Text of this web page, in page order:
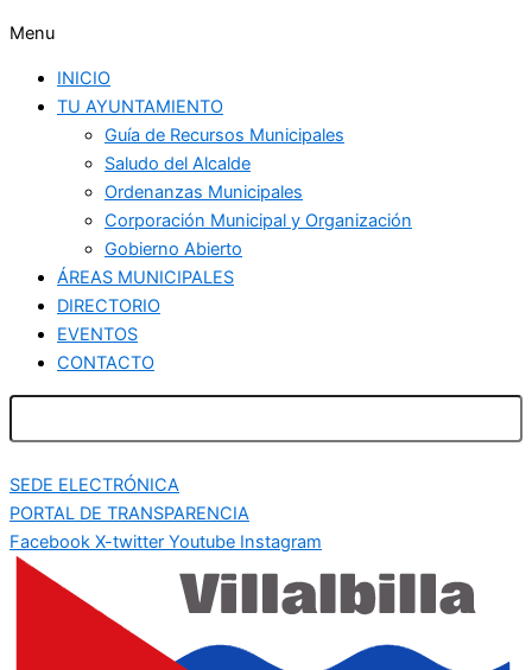
Menu
INICIO
TU AYUNTAMIENTO
Guía de Recursos Municipales
Saludo del Alcalde
Ordenanzas Municipales
Corporación Municipal y Organización
Gobierno Abierto
ÁREAS MUNICIPALES
DIRECTORIO
EVENTOS
CONTACTO
SEDE ELECTRÓNICA
PORTAL DE TRANSPARENCIA
Facebook X-twitter Youtube Instagram